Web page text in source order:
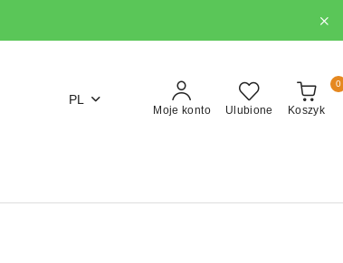
PL
Moje konto Ulubione Koszyk
0